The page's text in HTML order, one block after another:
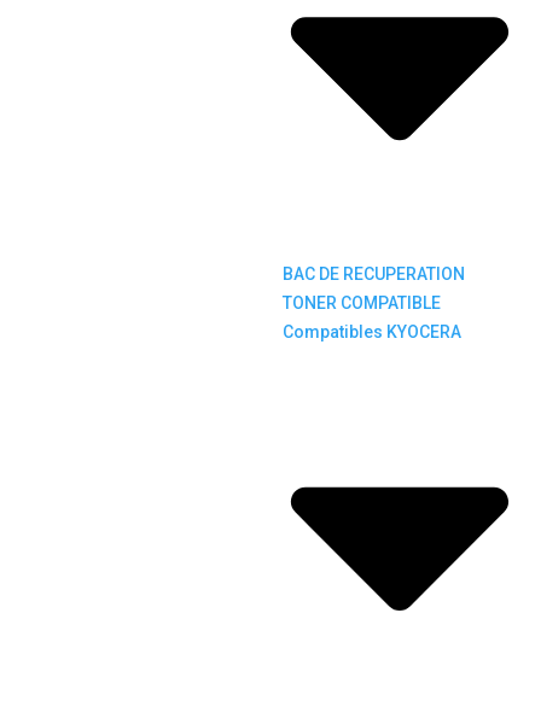
BAC DE RECUPERATION
TONER COMPATIBLE
Compatibles KYOCERA